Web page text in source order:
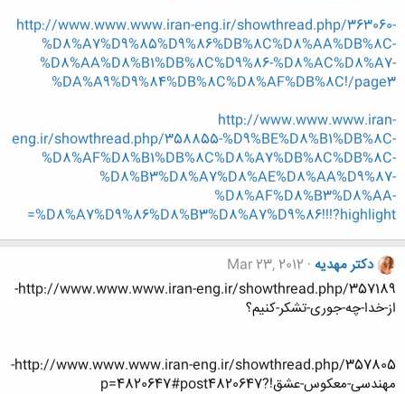
http://www.www.www.iran-eng.ir/showthread.php/363060-
%D8%A7%D9%85%D9%86%DB%8C%D8%AA%DB%8C-
%D8%AA%D8%B1%DB%8C%D9%86-%D8%AC%D8%A7-
%DA%A9%D9%84%DB%8C%D8%AF%DB%8C!/page3
http://www.www.www.iran-
eng.ir/showthread.php/358855-%D9%BE%D8%B1%DB%8C-
%D8%AF%D8%B1%DB%8C%D8%A7%DB%8C%DB%8C-
%D8%B3%D8%A7%D8%AE%D8%AA%D9%87-
%D8%AF%D8%B3%D8%AA-
%D8%A7%D9%86%D8%B3%D8%A7%D9%86!!!?highlight=
دکتر مهدیه Mar 23, 2012
http://www.www.www.iran-eng.ir/showthread.php/357189-
از-خدا-چه-جوری-تشکر-کنیم؟
http://www.www.www.iran-eng.ir/showthread.php/357805-
مهندسی-معکوس-عشق!?p=4820647#post4820647